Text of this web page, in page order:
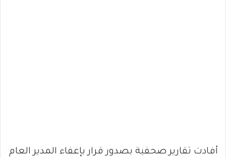
أفادت تقارير صحفية بصدور قرار بإعفاء المدير العام